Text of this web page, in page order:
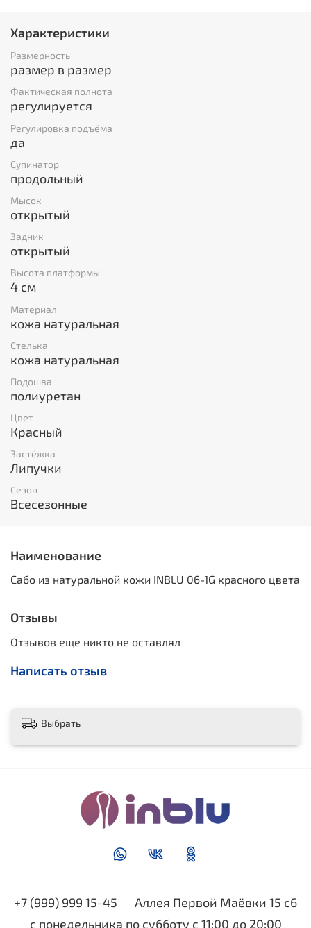
Характеристики
Размерность
размер в размер
Фактическая полнота
регулируется
Регулировка подъёма
да
Супинатор
продольный
Мысок
открытый
Задник
открытый
Высота платформы
4 см
Материал
кожа натуральная
Стелька
кожа натуральная
Подошва
полиуретан
Цвет
Красный
Застёжка
Липучки
Сезон
Всесезонные
Наименование
Сабо из натуральной кожи INBLU 06-1G красного цвета
Отзывы
Отзывов еще никто не оставлял
Написать отзыв
Выбрать
+7 (999) 999 15-45
Аллея Первой Маёвки 15 с6
с понедельника по субботу с 11:00 до 20:00